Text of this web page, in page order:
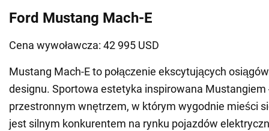
Ford Mustang Mach-E
Cena wywoławcza: 42 995 USD
Mustang Mach-E to połączenie ekscytujących
designu. Sportowa estetyka inspirowana Mustangiem
przestronnym wnętrzem, w którym wygodnie mieści
jest silnym konkurentem na rynku pojazdów